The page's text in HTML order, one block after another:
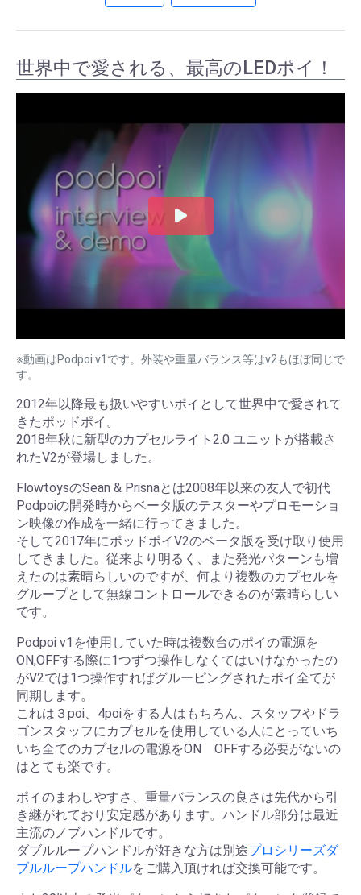
世界中で愛される、最高のLEDポイ！
※動画はPodpoi v1です。外装や重量バランス等はv2もほぼ同じで
す。
2012年以降最も扱いやすいポイとして世界中で愛されて
きたポッドポイ。
2018年秋に新型のカプセルライト2.0 ユニットが搭載さ
れたV2が登場しました。
FlowtoysのSean & Prisnaとは2008年以来の友人で初代
Podpoiの開発時からベータ版のテスターやプロモーショ
ン映像の作成を一緒に行ってきました。
そして2017年にポッドポイV2のベータ版を受け取り使用
してきました。従来より明るく、また発光パターンも増
えたのは素晴らしいのですが、何より複数のカプセルを
グループとして無線コントロールできるのが素晴らしい
です。
Podpoi v1を使用していた時は複数台のポイの電源を
ON,OFFする際に1つずつ操作しなくてはいけなかったの
がV2では1つ操作すればグルーピングされたポイ全てが
同期します。
これは３poi、4poiをする人はもちろん、スタッフやドラ
ゴンスタッフにカプセルを使用している人にとっていち
いち全てのカプセルの電源をON OFFする必要がないの
はとても楽です。
ポイのまわしやすさ、重量バランスの良さは先代から引
き継がれており安定感があります。ハンドル部分は最近
主流のノブハンドルです。
ダブルループハンドルが好きな方は別途プロシリーズダ
ブルループハンドルをご購入頂ければ交換可能です。